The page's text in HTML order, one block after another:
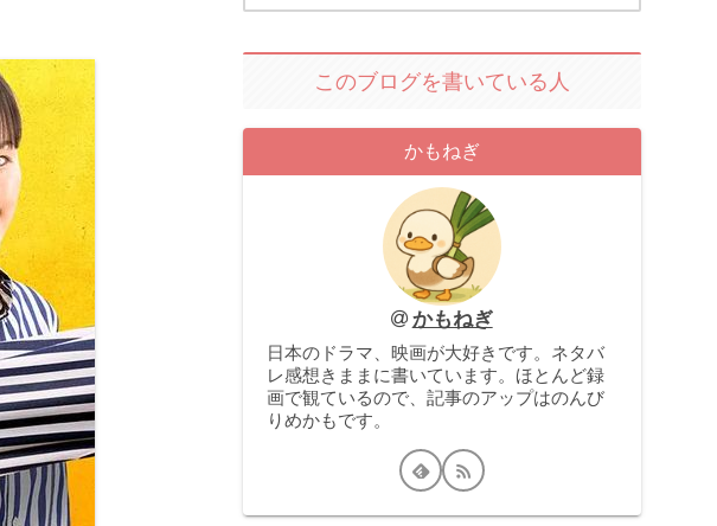
このブログを書いている人
かもねぎ
かもねぎ
日本のドラマ、映画が大好きです。ネタバ
レ感想きままに書いています。ほとんど録
画で観ているので、記事のアップはのんび
りめかもです。